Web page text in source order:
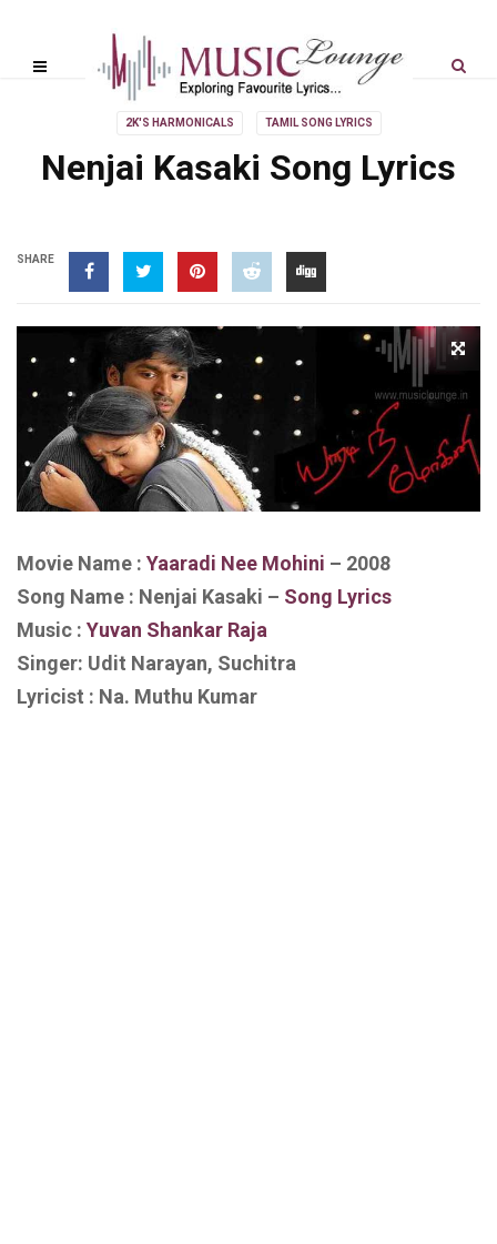
2K'S HARMONICALS TAMIL SONG LYRICS
Nenjai Kasaki Song Lyrics
SHARE
Movie Name : Yaaradi Nee Mohini – 2008
Song Name : Nenjai Kasaki – Song Lyrics
Music : Yuvan Shankar Raja
Singer: Udit Narayan, Suchitra
Lyricist : Na. Muthu Kumar